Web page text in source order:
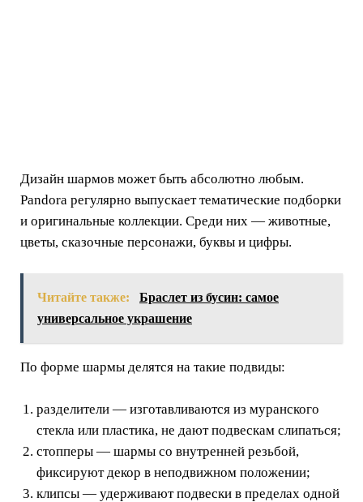
Дизайн шармов может быть абсолютно любым.
Pandora регулярно выпускает тематические подборки
и оригинальные коллекции. Среди них — животные,
цветы, сказочные персонажи, буквы и цифры.
Читайте также:
Браслет из бусин: самое
универсальное украшение
По форме шармы делятся на такие подвиды:
разделители — изготавливаются из муранского
стекла или пластика, не дают подвескам слипаться;
стопперы — шармы со внутренней резьбой,
фиксируют декор в неподвижном положении;
клипсы — удерживают подвески в пределах одной